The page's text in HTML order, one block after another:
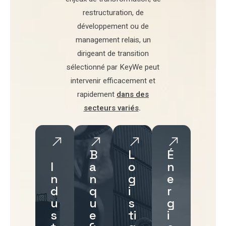
restructuration, de
développementou de
management relais, un
dirigeant de transition
sélectionné par KeyWe peut
intervenir efficacement et
rapidement dans des
secteurs variés.
I
n
d
u
s
B
a
n
q
u
e
L
o
g
i
s
ti
É
n
e
r
g
i